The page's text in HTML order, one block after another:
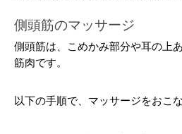
側頭筋のマッサージ
側頭筋は、こめかみ部分や耳の上
筋肉です。
以下の手順で、マッサージをおこ